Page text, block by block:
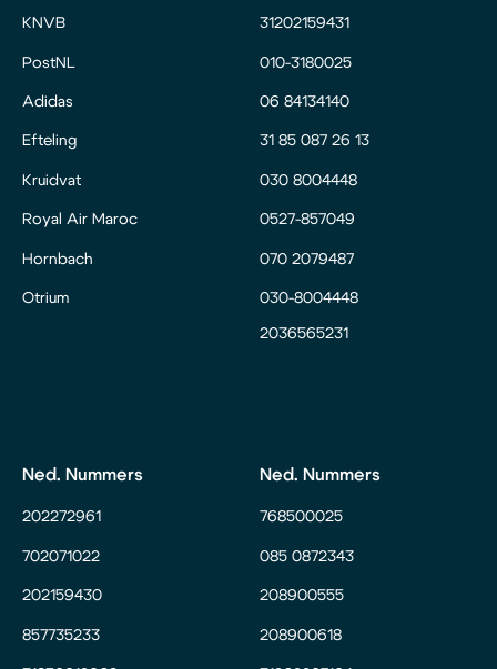
KNVB
PostNL
Adidas
Efteling
Kruidvat
Royal Air Maroc
Hornbach
Otrium
31202159431
010-3180025
06 84134140
31 85 087 26 13
030 8004448
0527-857049
070 2079487
030-8004448
2036565231
Ned. Nummers
202272961
702071022
202159430
857735233
Ned. Nummers
768500025
085 0872343
208900555
208900618